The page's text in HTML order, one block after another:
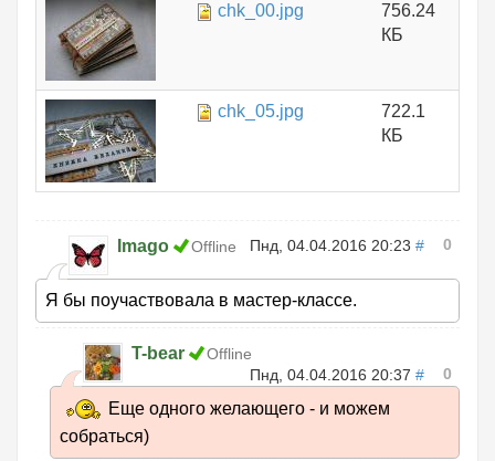
chk_00.jpg
756.24
КБ
chk_05.jpg
722.1
КБ
Imago Offline Пнд, 04.04.2016 20:23 # 0
Я бы поучаствовала в мастер-классе.
T-bear
Offline
Пнд, 04.04.2016 20:37 # 0
Еще одного желающего - и можем
собраться)